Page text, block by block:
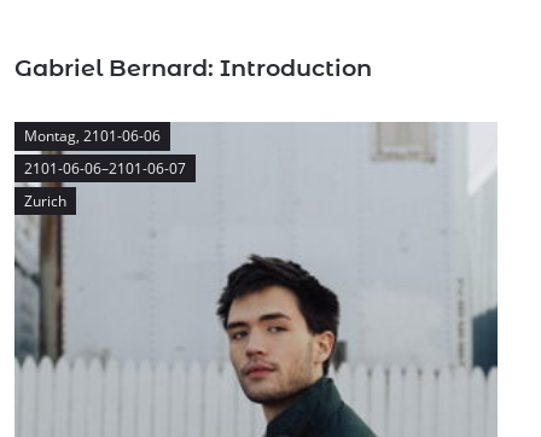
Gabriel Bernard: Introduction
Montag, 2101-06-06
2101-06-06–2101-06-07
Zurich